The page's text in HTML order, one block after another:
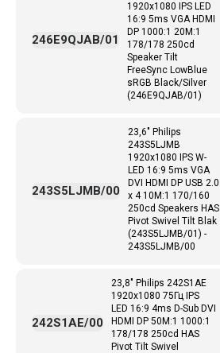
1920x1080 IPS LED
16:9 5ms VGA HDMI
DP 1000:1 20M:1
178/178 250cd
Speaker Tilt
FreeSync LowBlue
sRGB Black/Silver
(246E9QJAB/01)
246E9QJAB/01
23,6" Philips
243S5LJMB
1920x1080 IPS W-
LED 16:9 5ms VGA
DVI HDMI DP USB 2.0
x 4 10M:1 170/160
250cd Speakers HAS
Pivot Swivel Tilt Blak
(243S5LJMB/01) -
243S5LJMB/00
243S5LJMB/00
23,8" Philips 242S1AE
1920x1080 75Гц IPS
LED 16:9 4ms D-Sub DVI
HDMI DP 50M:1 1000:1
178/178 250cd HAS
Pivot Tilt Swivel
242S1AE/00